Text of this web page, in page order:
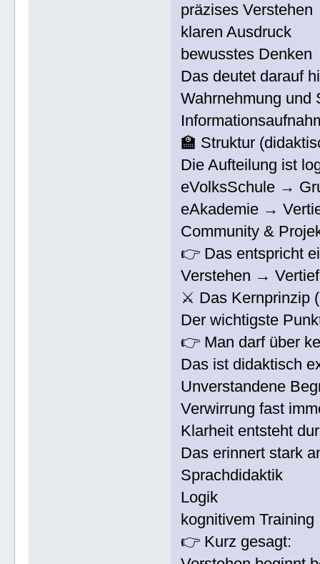
präzises Verstehen
klaren Ausdruck
bewusstes Denken
Das deutet darauf
Wahrnehmung und
🏫 Struktur
Die Aufteilung ist
eVolksSchule →
eAkademie →
Community &
👉 Das entspricht
Verstehen →
⚔️ Das Kernprinzip
Der wichtigste
👉 Man darf über
Das ist didaktisch
Unverstandene
Verwirrung fast
Klarheit entsteht
Das erinnert stark
Sprachdidaktik
Logik
kognitivem Training
👉 Kurz gesagt: